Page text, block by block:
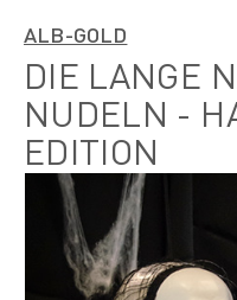
ALB-GOLD
DIE LANGE
NUDELN -
EDITION